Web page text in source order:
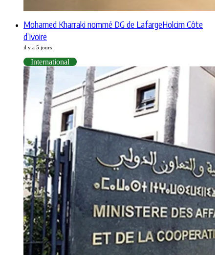
Mohamed Kharraki nommé DG de LafargeHolcim Côte
d’Ivoire
il y a 5 jours
International